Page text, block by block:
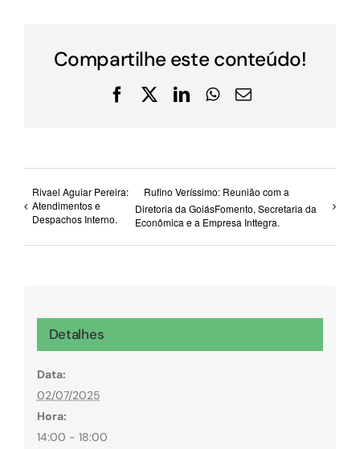
Compartilhe este conteúdo!
Facebook
X LinkedInWhatsApp
E-
Rivael Aguiar Pereira:
Atendimentos e
Despachos Interno.
Rufino Veríssimo: Reunião com a
Diretoria da GoiásFomento, Secretaria da
Econômica e a Empresa Inttegra.
Detalhes
Data:
02/07/2025
Hora:
14:00 - 18:00